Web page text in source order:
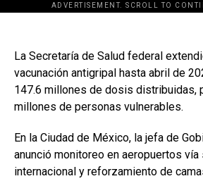
ADVERTISEMENT. SCROLL TO
La Secretaría de Salud federal
vacunación antigripal hasta abril de
147.6 millones de dosis distribuidas,
millones de personas vulnerables.
En la Ciudad de México, la jefa de
anunció monitoreo en aeropuertos vía
internacional y reforzamiento de